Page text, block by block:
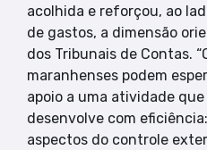
acolhida e reforçou, ao
de gastos, a dimensão
dos Tribunais de Contas.
maranhenses podem
apoio a uma atividade
desenvolve com
aspectos do controle